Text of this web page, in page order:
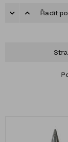
Řadit